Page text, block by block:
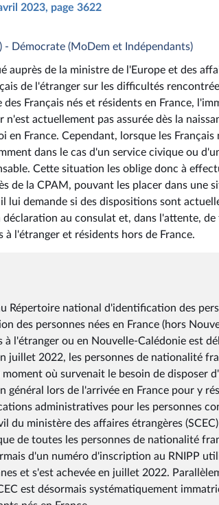
2023, page 3622
Démocrate (MoDem et Indépendants)
de la ministre de l'Europe et des
de l'étranger sur les difficultés
Français nés et résidents en France,
actuellement pas assurée dès la
France. Cependant, lorsque les Français
dans le cas d'un service civique ou
Cette situation les oblige donc à
de la CPAM, pouvant les placer dans une
lui demande si des dispositions sont
au consulat et, dans l'attente,
à l'étranger et résidents hors de France.
Répertoire national d'identification des
des personnes nées en France (hors
l'étranger ou en Nouvelle-Calédonie est
juillet 2022, les personnes de nationalité
où survenait le besoin de disposer
général lors de l'arrivée en France pour y
administratives pour les personnes
ministère des affaires étrangères
de toutes les personnes de nationalité
d'un numéro d'inscription au RNIPP
et s'est achevée en juillet 2022.
est désormais systématiquement